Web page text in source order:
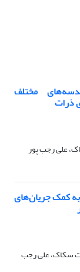
مختلف
ذرات
علی رجب پور
به کمک جریان‌های
سکاک، علی رجب